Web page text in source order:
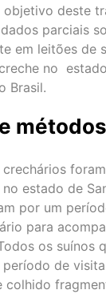
objetivo deste
parciais
em leitões de
no
Brasil.
métodos
estado de
por um
para
os suínos
período de
colhido